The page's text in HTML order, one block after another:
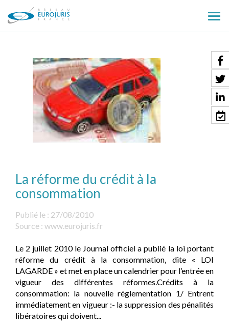
le
La réforme du crédit à la
consommation
Publié le : 27/08/2010
Source : www.eurojuris.fr
Le 2 juillet 2010 le Journal officiel a publié la loi portant
réforme du crédit à la consommation, dite « LOI
LAGARDE » et met en place un calendrier pour l’entrée en
vigueur des différentes réformes.Crédits à la
consommation: la nouvelle réglementation 1/ Entrent
immédiatement en vigueur :- la suppression des pénalités
libératoires qui doivent...